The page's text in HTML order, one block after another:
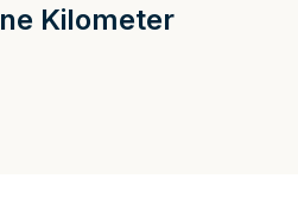
Kilometer